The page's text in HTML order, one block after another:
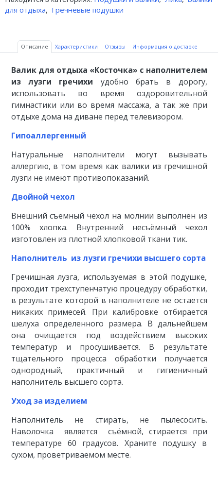
для отдыха, Гречневые подушки
Описание Характеристики Отзывы Информация о доставке
Валик для отдыха «Косточка» с наполнителем
из лузги гречихи удобно брать в дорогу,
использовать во время оздоровительной
гимнастики или во время массажа, а так же при
отдыхе дома на диване перед телевизором.
Гипоаллергенный
Натуральные наполнители могут вызывать
аллергию, в том время как валики из гречишной
лузги не имеют противопоказаний.
Двойной чехол
Внешний съемный чехол на молнии выполнен из
100% хлопка. Внутренний несъёмный чехол
изготовлен из плотной хлопковой ткани тик.
Наполнитель из лузги гречихи высшего сорта
Гречишная лузга, используемая в этой подушке,
проходит трехступенчатую процедуру обработки,
в результате которой в наполнителе не остается
никаких примесей. При калибровке отбирается
шелуха определенного размера. В дальнейшем
она очищается под воздействием высоких
температур и просушивается. В результате
тщательного процесса обработки получается
однородный, практичный и гигиеничный
наполнитель высшего сорта.
Уход за изделием
Наполнитель не стирать, не пылесосить.
Наволочка является съёмной, стирается при
температуре 60 градусов. Храните подушку в
сухом, проветриваемом месте.